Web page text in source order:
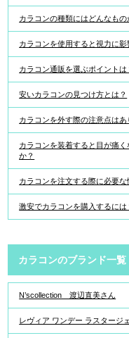
カラコンの種類にはどんなもの
カラコンを使用すると視力に影
カラコン通販を選ぶポイントは
安いカラコンの見つけ方とは？
カラコンを外す際の注意点はあ
カラコンを装着すると目が痛
か？
カラコンを注文する際に必要な
激安でカラコンを購入するには
カラコンのブランド一覧
N’scollection 渡辺直美さん
レヴィア ワンデー ラスタージ